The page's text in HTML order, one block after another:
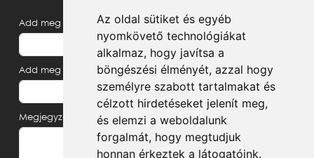
Az oldal sütiket és egyéb
nyomkövető technológiákat
alkalmaz, hogy javítsa a
böngészési élményét, azzal hogy
személyre szabott tartalmakat és
célzott hirdetéseket jelenít meg,
és elemzi a weboldalunk
forgalmát, hogy megtudjuk
honnan érkeztek a látogatóink.
Add meg a neved
Add meg az e-mail címed
Megjegyzés, üzenet